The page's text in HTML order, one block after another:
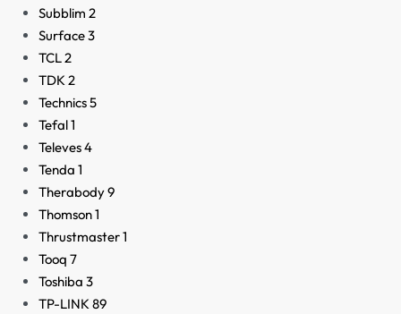
Subblim 2
Surface3
TCL2
TDK 2
Technics5
Tefal1
Televes4
Tenda 1
Therabody9
Thomson1
Thrustmaster1
Tooq 7
Toshiba 3
TP-LINK 89